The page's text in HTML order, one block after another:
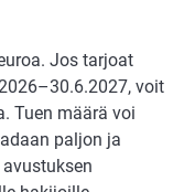
Jos tarjoat
voit
Tuen määrä voi
paljon ja